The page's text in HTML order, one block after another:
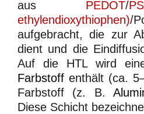
aus PEDOT/
ethylendioxythiophen)/
aufgebracht, die zur
dient und die
Auf die HTL wird
Farbstoff enthält (ca.
Farbstoff (z. B.
Diese Schicht